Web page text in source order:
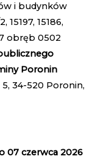
i budynków
15197, 15186,
obręb 0502
Poronin
5, 34-520 Poronin,
07 czerwca 2026